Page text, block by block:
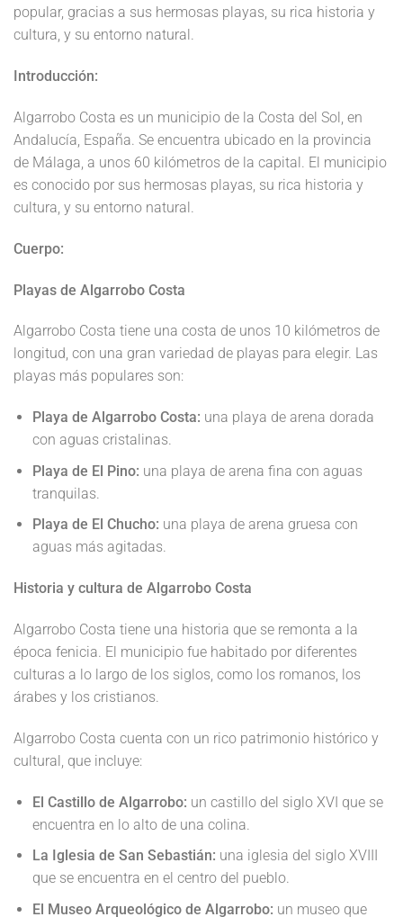
popular, gracias a sus hermosas playas, su rica historia y
cultura, y su entorno natural.
Introducción:
Algarrobo Costa es un municipio de la Costa del Sol, en
Andalucía, España. Se encuentra ubicado en la provincia
de Málaga, a unos 60 kilómetros de la capital. El municipio
es conocido por sus hermosas playas, su rica historia y
cultura, y su entorno natural.
Cuerpo:
Playas de Algarrobo Costa
Algarrobo Costa tiene una costa de unos 10 kilómetros de
longitud, con una gran variedad de playas para elegir. Las
playas más populares son:
Playa de Algarrobo Costa: una playa de arena dorada
con aguas cristalinas.
Playa de El Pino: una playa de arena fina con aguas
tranquilas.
Playa de El Chucho: una playa de arena gruesa con
aguas más agitadas.
Historia y cultura de Algarrobo Costa
Algarrobo Costa tiene una historia que se remonta a la
época fenicia. El municipio fue habitado por diferentes
culturas a lo largo de los siglos, como los romanos, los
árabes y los cristianos.
Algarrobo Costa cuenta con un rico patrimonio histórico y
cultural, que incluye:
El Castillo de Algarrobo: un castillo del siglo XVI que se
encuentra en lo alto de una colina.
La Iglesia de San Sebastián: una iglesia del siglo XVIII
que se encuentra en el centro del pueblo.
El Museo Arqueológico de Algarrobo: un museo que